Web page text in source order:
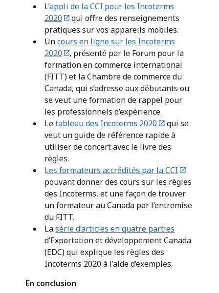
L’appli de la CCI pour les Incoterms
2020
qui offre des renseignements
pratiques sur vos appareils mobiles.
Uncours en ligne sur les Incoterms
2020
, présenté par le Forum pour la
formation en commerce international
(FITT) et la Chambre de commerce du
Canada, qui s’adresse aux débutants ou
se veut une formation de rappel pour
les professionnels d’expérience.
Letableau des Incoterms 2020
qui se
veut un guide de référence rapide à
utiliser de concert avec le livre des
règles.
Les formateurs accrédités par la CCI
pouvant donner des cours sur les règles
des Incoterms, et une façon de trouver
un formateur au Canada par l’entremise
du FITT.
Lasérie d’articles en quatre parties
d’Exportation et développement Canada
(EDC) qui explique les règles des
Incoterms 2020 à l’aide d’exemples.
En conclusion